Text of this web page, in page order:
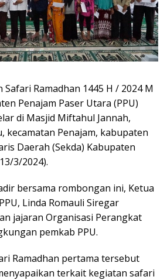
Safari Ramadhan 1445 H / 2024 M
Penajam Paser Utara (PPU)
di Masjid Miftahul Jannah,
kecamatan Penajam, kabupaten
Daerah (Sekda) Kabupaten
3/2024).
bersama rombongan ini, Ketua
Linda Romauli Siregar
jajaran Organisasi Perangkat
pemkab PPU.
Ramadhan pertama tersebut
terkait kegiatan safari